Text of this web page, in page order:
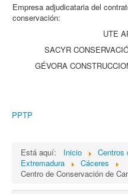
Empresa adjudicataria del
conservación:
UTE
SACYR
GÉVORA
PPTP
Está aquí: Inicio
Centros
Extremadura
Cáceres
Centro de Conservación de